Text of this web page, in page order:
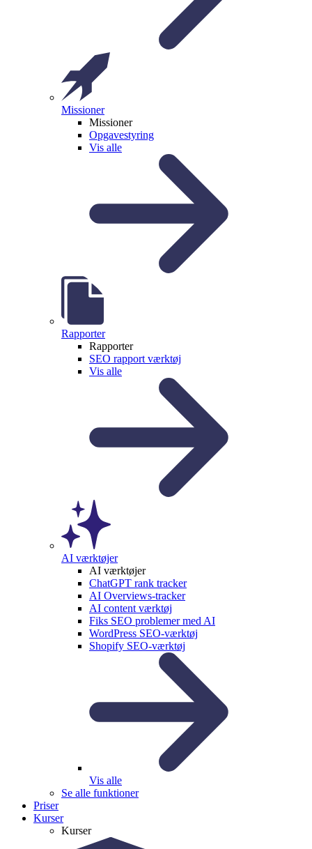
Missioner
Missioner
Opgavestyring
Vis alle
Rapporter
Rapporter
SEO rapport værktøj
Vis alle
AI værktøjer
AI værktøjer
ChatGPT rank tracker
AI Overviews-tracker
AI content værktøj
Fiks SEO problemer med AI
WordPress SEO-værktøj
Shopify SEO-værktøj
Vis alle
Se alle funktioner
Priser
Kurser
Kurser